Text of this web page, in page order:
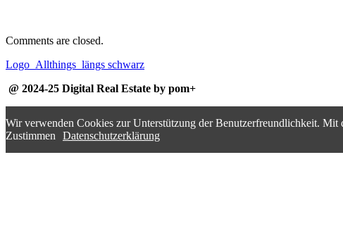
Comments are closed.
Logo_Allthings_längs schwarz
@ 2024-25 Digital Real Estate by pom+
Wir verwenden Cookies zur Unterstützung der Benutzerfreundlichkeit. Mit
Zustimmen
Datenschutzerklärung